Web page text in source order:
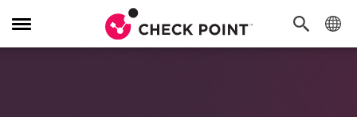
Toggle
Navigation